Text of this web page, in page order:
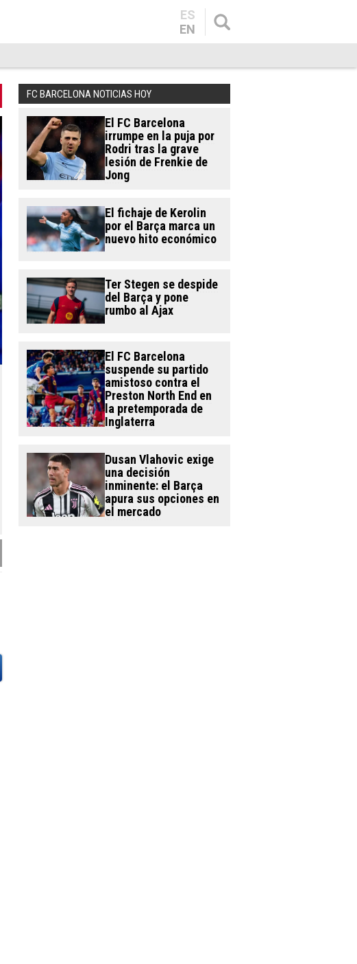
ES
EN
FC BARCELONA NOTICIAS HOY
El FC Barcelona
irrumpe en la puja por
Rodri tras la grave
lesión de Frenkie de
Jong
El fichaje de Kerolin
por el Barça marca un
nuevo hito económico
Ter Stegen se despide
del Barça y pone
rumbo al Ajax
El FC Barcelona
suspende su partido
amistoso contra el
Preston North End en
la pretemporada de
Inglaterra
Dusan Vlahovic exige
una decisión
inminente: el Barça
apura sus opciones en
el mercado